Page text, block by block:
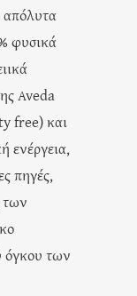
φυσικά
Aveda
free) και
ενέργεια,
πηγές,
των
όγκου των